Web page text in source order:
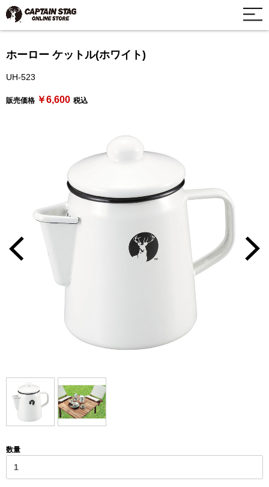
ホーロー ケットル(ホワイト)
UH-523
販売価格 ￥6,600 税込
数量